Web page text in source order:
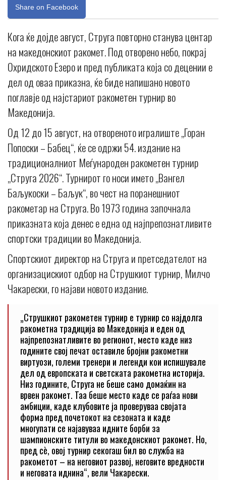
Share on Facebook
Кога ќе дојде август, Струга повторно станува центар
на македонскиот ракомет. Под отворено небо, покрај
Охридското Езеро и пред публиката која со децении е
дел од оваа приказна, ќе биде напишано новото
поглавје од најстариот ракометен турнир во
Македонија.
Од 12 до 15 август, на отвореното игралиште „Горан
Попоски – Бабец“, ќе се одржи 54. издание на
традиционалниот Меѓународен ракометен турнир
„Струга 2026“. Турнирот го носи името „Вангел
Баљукоски – Баљук“, во чест на поранешниот
ракометар на Струга. Во 1973 година започнала
приказната која денес е една од најпрепознатливите
спортски традиции во Македонија.
Спортскиот директор на Струга и претседателот на
организацискиот одбор на Струшкиот турнир, Милчо
Чакарески, го најави новото издание.
„Струшкиот ракометен турнир е турнир со најдолга
ракометна традиција во Македонија и еден од
најпрепознатливите во регионот, место каде низ
годините свој печат оставиле бројни ракометни
виртуози, големи тренери и легенди кои испишувале
дел од европската и светската ракометна историја.
Низ годините, Струга не беше само домаќин на
врвен ракомет. Таа беше место каде се раѓаа нови
амбиции, каде клубовите ја проверуваа својата
форма пред почетокот на сезоната и каде
многупати се најавуваа идните борби за
шампионските титули во македонскиот ракомет. Но,
пред сè, овој турнир секогаш бил во служба на
ракометот – на неговиот развој, неговите вредности
и неговата иднина“, вели Чакарески.